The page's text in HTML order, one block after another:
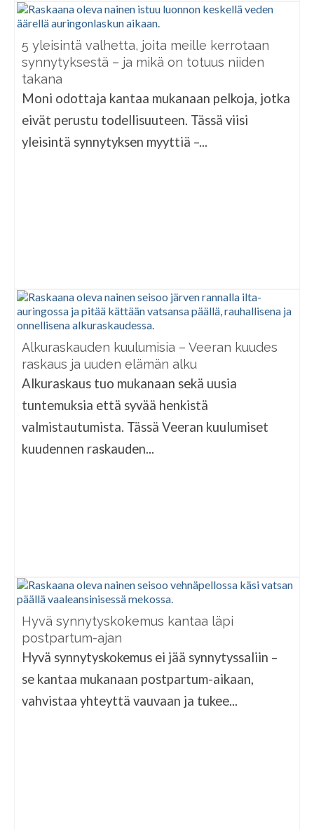
5 yleisintä valhetta, joita meille kerrotaan
synnytyksestä – ja mikä on totuus niiden
takana
Moni odottaja kantaa mukanaan pelkoja, jotka
eivät perustu todellisuuteen. Tässä viisi
yleisintä synnytyksen myyttiä –...
Alkuraskauden kuulumisia – Veeran kuudes
raskaus ja uuden elämän alku
Alkuraskaus tuo mukanaan sekä uusia
tuntemuksia että syvää henkistä
valmistautumista. Tässä Veeran kuulumiset
kuudennen raskauden...
Hyvä synnytyskokemus kantaa läpi
postpartum-ajan
Hyvä synnytyskokemus ei jää synnytyssaliin –
se kantaa mukanaan postpartum-aikaan,
vahvistaa yhteyttä vauvaan ja tukee...